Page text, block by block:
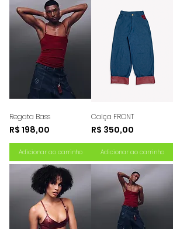
Regata Bass
Preço
R$ 198,00
Adicionar ao carrinho
Calça FRONT
Preço
R$ 350,00
Adicionar ao carrinho